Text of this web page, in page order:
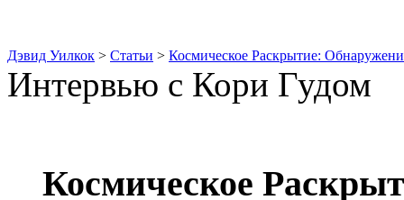
Дэвид Уилкок > Статьи > Космическое Раскрытие:
Интервью с Кори Гудом
Космическое